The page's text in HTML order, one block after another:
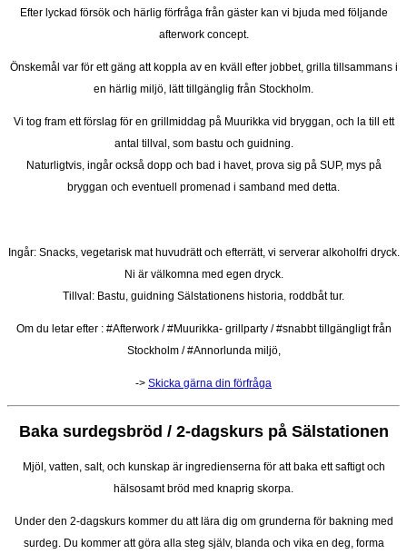
Efter lyckad försök och härlig förfråga från gäster kan vi bjuda med följande
afterwork concept.
Önskemål var för ett gäng att koppla av en kväll efter jobbet, grilla tillsammans i
en härlig miljö, lätt tillgänglig från Stockholm.
Vi tog fram ett förslag för en grillmiddag på Muurikka vid bryggan, och la till ett
antal tillval, som bastu och guidning.
Naturligtvis, ingår också dopp och bad i havet, prova sig på SUP, mys på
bryggan och eventuell promenad i samband med detta.
Ingår: Snacks, vegetarisk mat huvudrätt och efterrätt, vi serverar alkoholfri dryck.
Ni är välkomna med egen dryck.
Tillval: Bastu, guidning Sälstationens historia, roddbåt tur.
Om du letar efter : #Afterwork / #Muurikka- grillparty / #snabbt tillgängligt från
Stockholm / #Annorlunda miljö,
-> Skicka gärna din förfråga
Baka surdegsbröd / 2-dagskurs på Sälstationen
Mjöl, vatten, salt, och kunskap är ingredienserna för att baka ett saftigt och
hälsosamt bröd med knaprig skorpa.
Under den 2-dagskurs kommer du att lära dig om grunderna för bakning med
surdeg. Du kommer att göra alla steg själv, blanda och vika en deg, forma